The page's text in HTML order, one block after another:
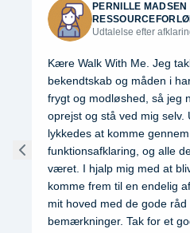
PERNILLE MADSEN
Udtalelse efter
Kære Walk With Me. Jeg
bekendtskab og måden i
frygt og modløshed, så jeg
oprejst og stå ved mig selv.
lykkedes at komme
funktionsafklaring, og alle
været. I hjalp mig med at
komme frem til en endelig
mit hoved med de gode råd
bemærkninger. Tak for et